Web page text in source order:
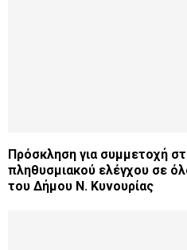
Πρόσκληση για συμμετοχή
πληθυσμιακού ελέγχου σε
του Δήμου Ν. Κυνουρίας